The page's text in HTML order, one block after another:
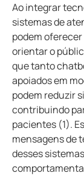
Ao integrar
sistemas de
podem
orientar o
que tanto
apoiados em
podem reduzir
contribuindo
pacientes (1).
mensagens de
desses